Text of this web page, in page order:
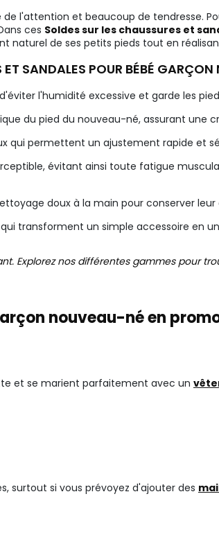
l'attention et beaucoup de tendresse.
ces Soldes sur les chaussures et
naturel de ses petits pieds tout en
SANDALES POUR BÉBÉ
l'humidité excessive et garde les
du pied du nouveau-né, assurant une
qui permettent un ajustement rapide et
évitant ainsi toute fatigue
doux à la main pour conserver
transforment un simple accessoire en
Explorez nos différentes gammes pour
nouveau-né en
et se marient parfaitement avec un
surtout si vous prévoyez d'ajouter des